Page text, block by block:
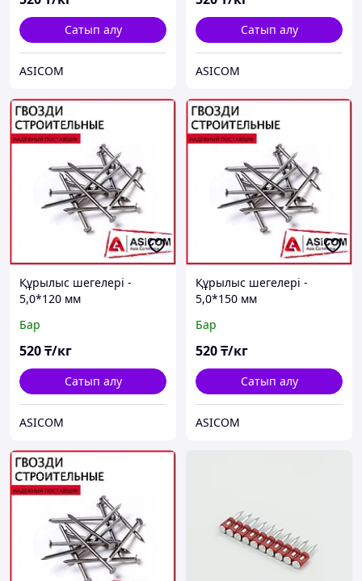
Сатып алу
ASICOM
Сатып алу
ASICOM
Құрылыс шегелері -
5,0*120 мм
Бар
520₸/кг
Сатып алу
ASICOM
Құрылыс шегелері -
5,0*150 мм
Бар
520₸/кг
Сатып алу
ASICOM